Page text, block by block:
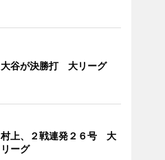
大谷が決勝打 大リーグ
村上、２戦連発２６号 大
リーグ